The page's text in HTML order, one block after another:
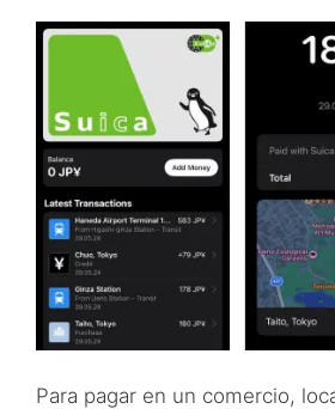
Para pagar en un comercio,